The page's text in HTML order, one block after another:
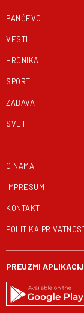
PANČEVO
VESTI
HRONIKA
SPORT
ZABAVA
SVET
O NAMA
IMPRESUM
KONTAKT
POLITIKA
PREUZMI